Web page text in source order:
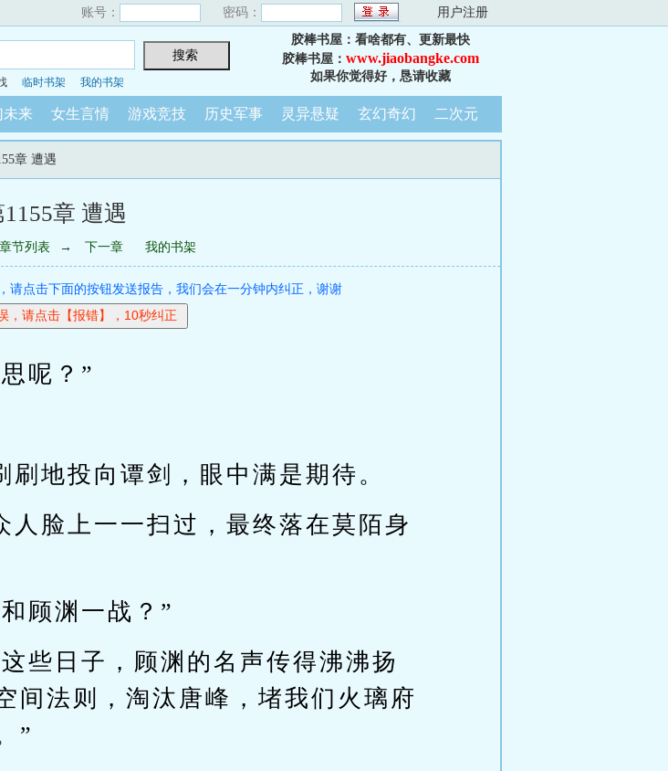
账号： 密码： 用户注册
临时书架 我的书架
胶棒书屋：看啥都有、更新最快
胶棒书屋： www.jiaobangke.com
如果你觉得好，恳请收藏
未来 女生言情 游戏竞技 历史军事 灵异悬疑 玄幻奇幻 二次元
章 遭遇
1155章 遭遇
章节列表 → 下一章 我的书架
请点击下面的按钮发送报告，我们会在一分钟内纠正，谢谢
呢？”
地投向谭剑，眼中满是期待。
人脸上一一扫过，最终落在莫陌身
顾渊一战？”
些日子，顾渊的名声传得沸沸扬
间法则，淘汰唐峰，堵我们火璃府
”